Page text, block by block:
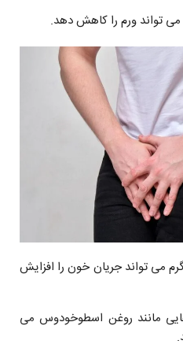
می تواند ورم را کاهش دهد.
می تواند جریان خون را افزایش
مانند روغن اسطوخودوس می